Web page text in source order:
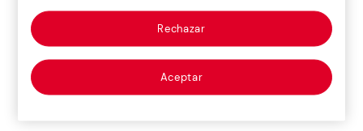
– ¡Y otra vez! ¡Repetimos! ¡Venga, chicas! ¡Uno,
dos, tres, uno, dos, tres! ¡Hacia el otro lado! ¡Y
a repetir!
Vuelve a gritar, como si el mundo se acabara
Rechazar
Aceptar